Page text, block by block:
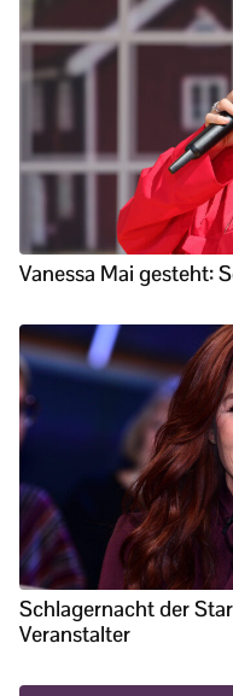
Vanessa Mai gesteht:
Schlagernacht der
Veranstalter